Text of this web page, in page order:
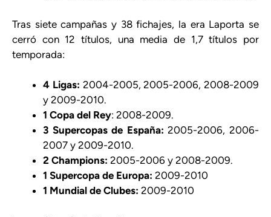
Tras siete campañas y 38 fichajes, la era Laporta se
cerró con 12 títulos, una media de 1,7 títulos por
temporada:
4 Ligas: 2004-2005, 2005-2006, 2008-2009
y 2009-2010.
1 Copa del Rey: 2008-2009.
3 Supercopas de España: 2005-2006, 2006-
2007 y 2009-2010.
2 Champions: 2005-2006 y 2008-2009.
1 Supercopa de Europa: 2009-2010
1 Mundial de Clubes: 2009-2010